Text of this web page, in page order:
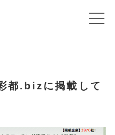
都.bizに掲載して